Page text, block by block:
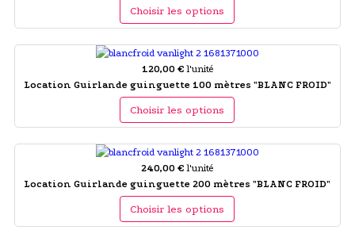
Choisir les options
120,00 € l'unité
Location Guirlande guinguette 100 mètres "BLANC FROID"
Choisir les options
240,00 € l'unité
Location Guirlande guinguette 200 mètres "BLANC FROID"
Choisir les options